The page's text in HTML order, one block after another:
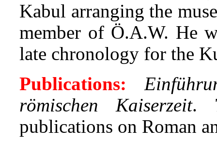
Kabul arranging the
member of Ö.A.W. He
late chronology for the
Publications:
römischen Kaiserzeit.
publications on Roman